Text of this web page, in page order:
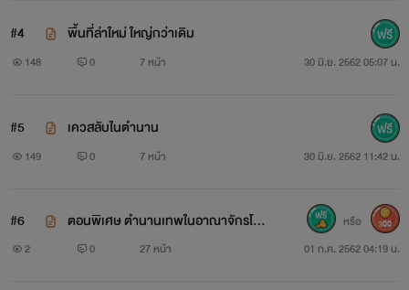
#4 พื้นที่ล่าใหม่ ใหญ่กว่าเดิม
148 0 7 หน้า 30 มิ.ย. 2562 05:07 น.
#5 เควสลับในตำนาน
149 0 7 หน้า 30 มิ.ย. 2562 11:42 น.
#6
ตอนพิเศษ ตำนานเทพในอาณาจักรโปปุ
รอน ใครอยากสนับสนุนผมซื้อเลยนะ
2 0 27 หน้า 01 ก.ค. 2562 04:19 น.
หรือ 300